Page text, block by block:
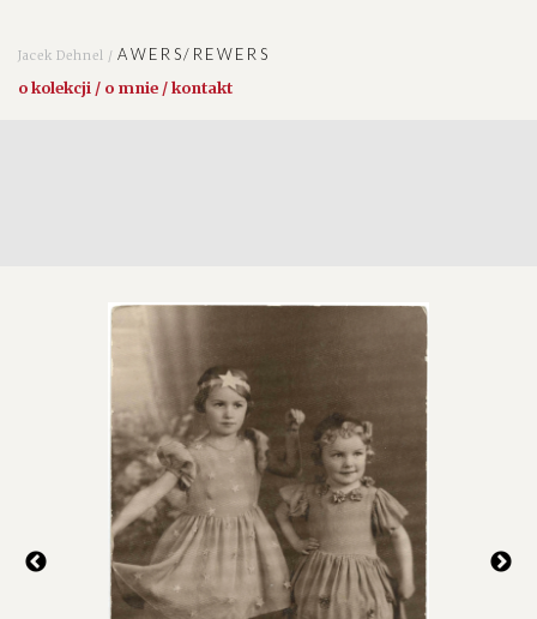
Jacek Dehnel /AWERS/REWERS
o kolekcji / o mnie / kontakt